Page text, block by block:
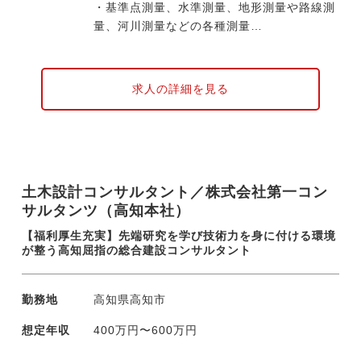
・基準点測量、水準測量、地形測量や路線測
量、河川測量などの各種測量
内）ですが、発災時には全国へ応援に向かう
場合があります。
ドローンや生成AIなど先端技術の活用を積極
的に行い、業務効率の改善や省人化に取り組
会社が惜しみなく後押しする風土です。
求人の詳細を見る
土木設計コンサルタント／株式会社第一コン
サルタンツ（高知本社）
【福利厚生充実】先端研究を学び技術力を身に付ける環境
が整う高知屈指の総合建設コンサルタント
勤務地 高知県高知市
想定年収 400万円〜600万円